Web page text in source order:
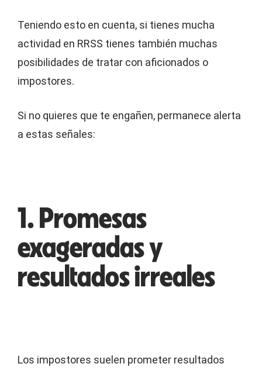
Teniendo esto en cuenta, si tienes mucha
actividad en RRSS tienes también muchas
posibilidades de tratar con aficionados o
impostores.
Si no quieres que te engañen, permanece alerta
a estas señales:
1. Promesas
exageradas y
resultados irreales
Los impostores suelen prometer resultados